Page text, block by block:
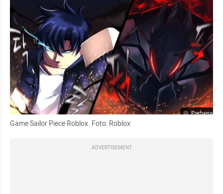
Perbesar
Game Sailor Piece Roblox. Foto: Roblox
ADVERTISEMENT